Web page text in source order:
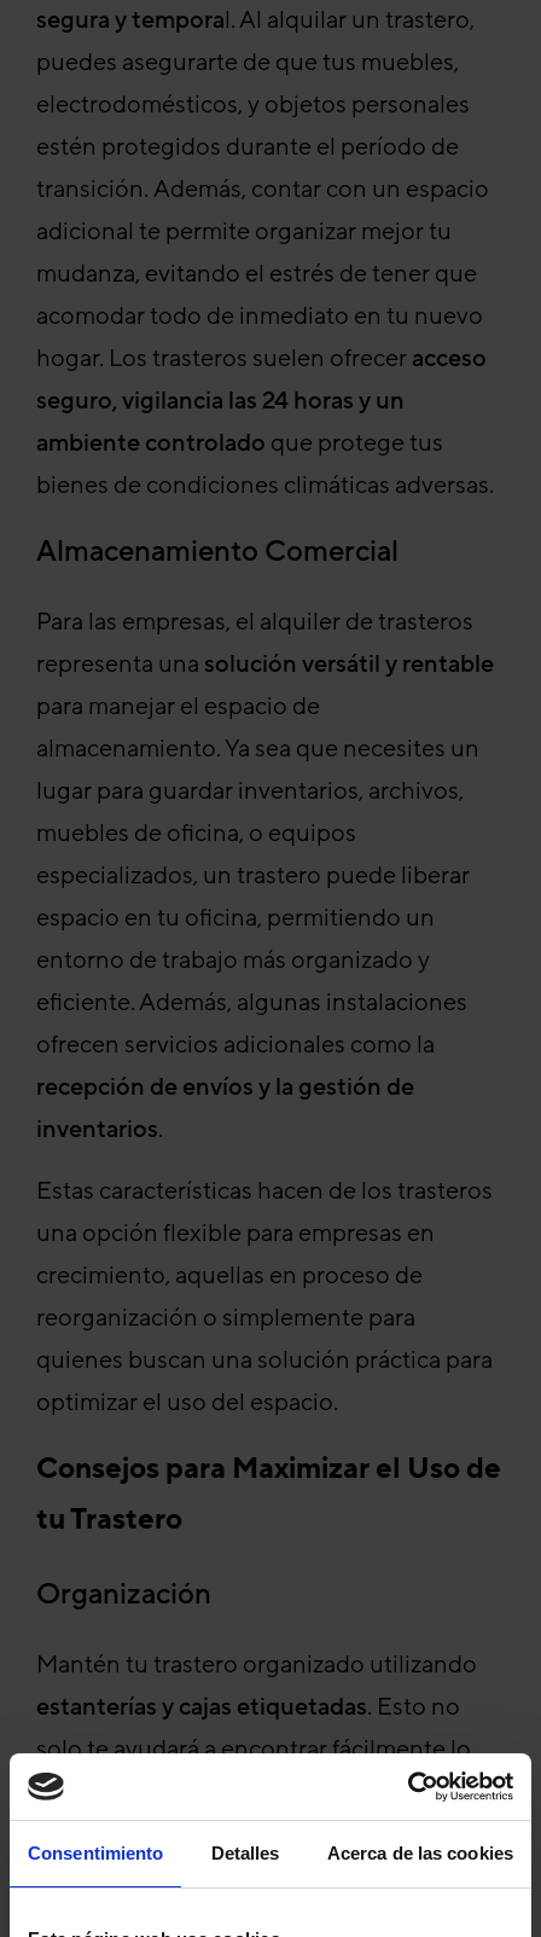
Consentimiento Detalles Acerca de las cookies
segura y temporal. Al alquilar un trastero,
puedes asegurarte de que tus muebles,
electrodomésticos, y objetos personales
estén protegidos durante el período de
transición. Además, contar con un espacio
adicional te permite organizar mejor tu
mudanza, evitando el estrés de tener que
acomodar todo de inmediato en tu nuevo
hogar. Los trasteros suelen ofrecer acceso
seguro, vigilancia las 24 horas y un
ambiente controlado que protege tus
bienes de condiciones climáticas adversas.
Almacenamiento Comercial
Para las empresas, el alquiler de trasteros
representa una solución versátil y rentable
para manejar el espacio de
almacenamiento. Ya sea que necesites un
lugar para guardar inventarios, archivos,
muebles de oficina, o equipos
especializados, un trastero puede liberar
espacio en tu oficina, permitiendo un
entorno de trabajo más organizado y
eficiente. Además, algunas instalaciones
ofrecen servicios adicionales como la
recepción de envíos y la gestión de
inventarios.
Estas características hacen de los trasteros
una opción flexible para empresas en
crecimiento, aquellas en proceso de
reorganización o simplemente para
quienes buscan una solución práctica para
optimizar el uso del espacio.
Consejos para Maximizar el Uso de
tu Trastero
Organización
Mantén tu trastero organizado utilizando
estanterías y cajas etiquetadas. Esto no
solo te ayudará a encontrar fácilmente lo
que necesitas, sino que también